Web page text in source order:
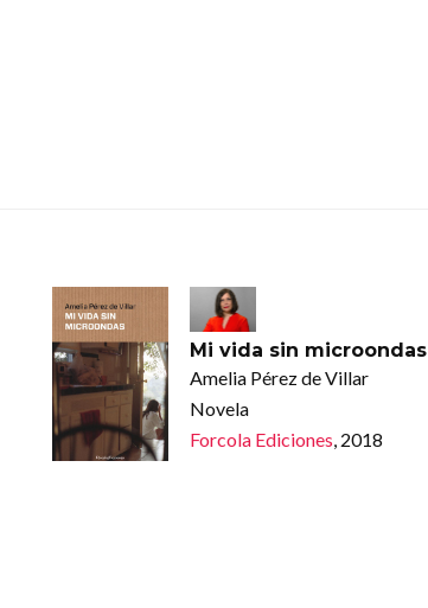
Mi vida sin microondas
Amelia Pérez de Villar
Novela
Forcola Ediciones, 2018